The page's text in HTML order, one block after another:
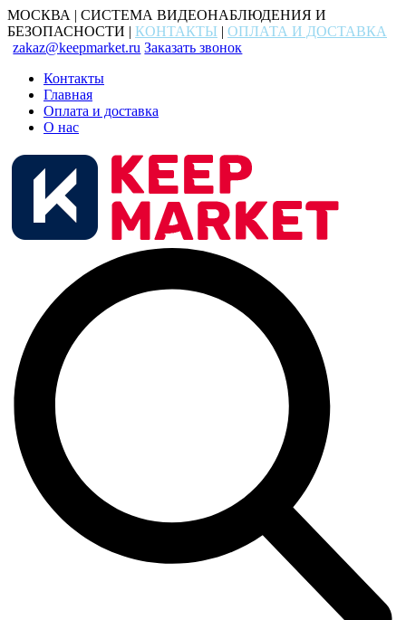
МОСКВА | СИСТЕМА ВИДЕОНАБЛЮДЕНИЯ И
БЕЗОПАСНОСТИ | КОНТАКТЫ | ОПЛАТА И ДОСТАВКА
zakaz@keepmarket.ru Заказать звонок
Контакты
Главная
Оплата и доставка
О нас